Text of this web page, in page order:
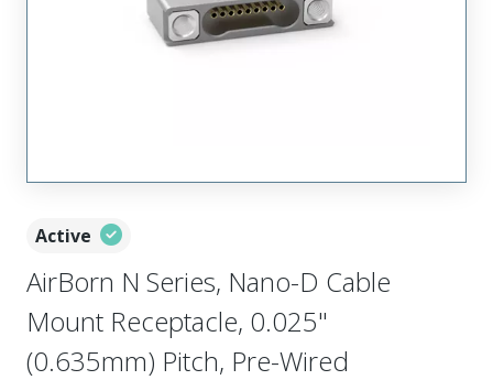
Active
AirBorn N Series, Nano-D Cable
Mount Receptacle, 0.025"
(0.635mm) Pitch, Pre-Wired